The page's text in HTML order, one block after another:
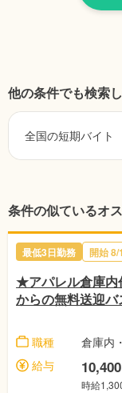
他の条件でも検索
全国の短期バイト
条件の似ているオ
最低3日勤務 開始8/
★アパレル倉庫
からの無料送迎
職種
倉庫内
給与
時給